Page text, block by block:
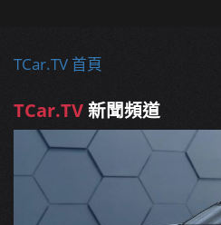
TCar.TV 首頁
TCar.TV新聞頻道